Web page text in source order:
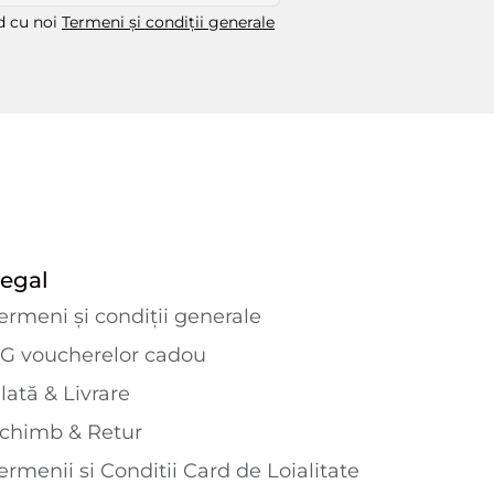
cu noi Termeni și condiții generale
și condiții generale
voucherelor cadou
& Livrare
& Retur
si Conditii Card de Loialitate